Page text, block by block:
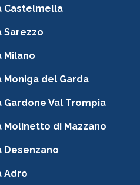
Castelmella
Sarezzo
Milano
del Garda
Val Trompia
di Mazzano
Desenzano
Adro